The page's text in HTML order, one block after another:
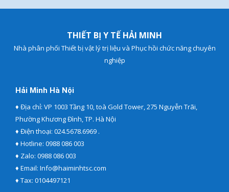
THIẾT BỊ Y TẾ HẢI MINH
Nhà phân phối Thiết bị vật lý trị liệu và Phục hồi chức năng chuyên
nghiệp
Hải Minh Hà Nội
♦ Địa chỉ: VP 1003 Tầng 10, toà Gold Tower, 275 Nguyễn Trãi,
Phường Khương Đình, TP. Hà Nội
♦ Điện thoại: 024.5678.6969 .
♦ Hotline: 0988 086 003
♦ Zalo: 0988 086 003
♦ Email: Info@haiminhtsc.com
♦ Tax: 0104497121